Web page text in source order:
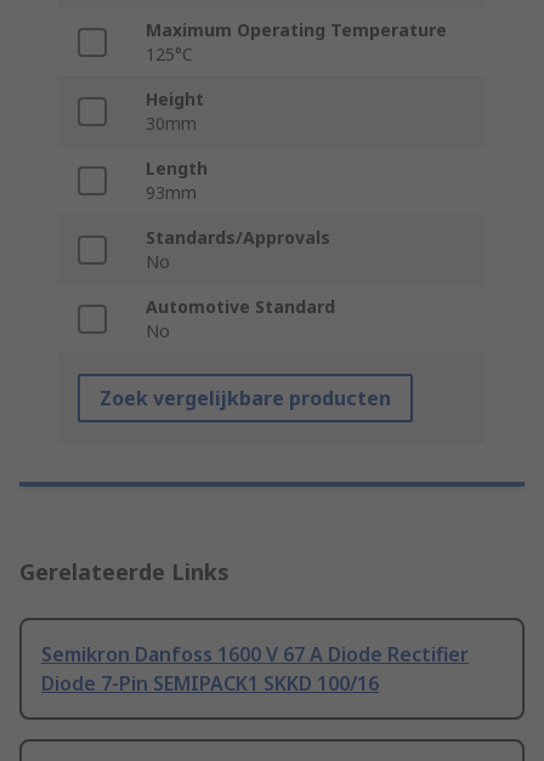
Maximum Operating Temperature
125°C
Height
30mm
Length
93mm
Standards/Approvals
No
Automotive Standard
No
Zoek vergelijkbare producten
Gerelateerde Links
Semikron Danfoss 1600 V 67 A Diode Rectifier
Diode 7-Pin SEMIPACK1 SKKD 100/16